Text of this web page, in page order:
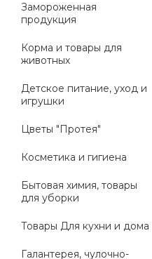
Замороженная
продукция
Корма и товары для
животных
Детское питание, уход и
игрушки
Цветы "Протея"
Косметика и гигиена
Бытовая химия, товары
для уборки
Товары Для кухни и дома
Галантерея, чулочно-